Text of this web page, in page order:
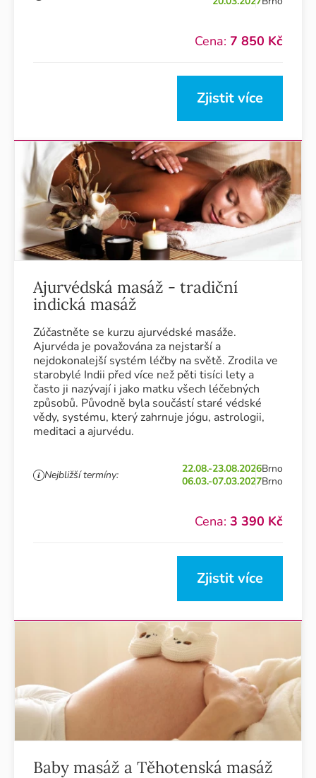
Cena: 7 850 Kč
Zjistit více
Ajurvédská masáž - tradiční
indická masáž
Zúčastněte se kurzu ajurvédské masáže.
Ajurvéda je považována za nejstarší a
nejdokonalejší systém léčby na světě. Zrodila ve
starobylé Indii před více než pěti tisíci lety a
často ji nazývají i jako matku všech léčebných
způsobů. Původně byla součástí staré védské
vědy, systému, který zahrnuje jógu, astrologii,
meditaci a ajurvédu.
Nejbližší termíny: 22.08.-23.08.2026Brno
06.03.-07.03.2027Brno
Cena: 3 390 Kč
Zjistit více
Baby masáž a Těhotenská masáž